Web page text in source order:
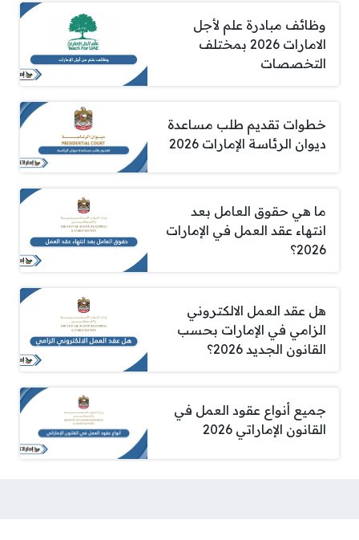
وظائف مبادرة علم لأجل
الامارات 2026 بمختلف
التخصصات
خطوات تقديم طلب مساعدة
ديوان الرئاسة الإمارات 2026
ما هي حقوق العامل بعد
انتهاء عقد العمل في الإمارات
2026؟
هل عقد العمل الالكتروني
الزامي في الإمارات بحسب
القانون الجديد 2026؟
جميع أنواع عقود العمل في
القانون الإماراتي 2026